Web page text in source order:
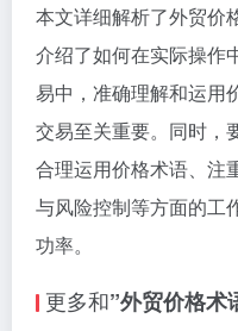
本文详细解析了外贸价
介绍了如何在实际操作
易中，准确理解和运用
交易至关重要。同时，
合理运用价格术语、注
与风险控制等方面的工
功率。
更多和”外贸价格术